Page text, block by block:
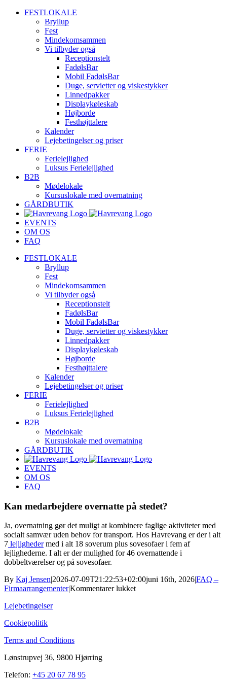
Skip
FESTLOKALE
Bryllup
Fest
Mindekomsammen
Vi tilbyder også
Receptionstelt
FadølsBar
Mobil FadølsBar
Duge, servietter og viskestykker
Linnedpakker
Displaykøleskab
Højborde
Festhøjttalere
Kalender
Lejebetingelser og priser
FERIE
Ferielejlighed
Luksus Ferielejlighed
B2B
Mødelokale
Kursuslokale med overnatning
GÅRDBUTIK
EVENTS
OM OS
FAQ
FESTLOKALE
Bryllup
Fest
Mindekomsammen
Vi tilbyder også
Receptionstelt
FadølsBar
Mobil FadølsBar
Duge, servietter og viskestykker
Linnedpakker
Displaykøleskab
Højborde
Festhøjttalere
Kalender
Lejebetingelser og priser
FERIE
Ferielejlighed
Luksus Ferielejlighed
B2B
Mødelokale
Kursuslokale med overnatning
GÅRDBUTIK
EVENTS
OM OS
FAQ
Kan medarbejdere overnatte på stedet?
Ja, overnatning gør det muligt at kombinere faglige aktiviteter med
socialt samvær uden behov for transport. Hos Havrevang er der i alt
7 lejlighedermed i alt 18 soverum plus sovesofaer i fem af
lejlighederne. I alt er der mulighed for 46 overnattende i
dobbeltværelser og på sovesofaer.
By Kaj Jensen|2026-07-09T21:22:53+02:00juni 16th, 2026|FAQ –
Firmaarrangementer|Kommentarer lukkettil
Lejebetingelser
Cookiepolitik
Terms and Conditions
Lønstrupvej 36, 9800 Hjørring
Telefon: +45 20 67 78 95